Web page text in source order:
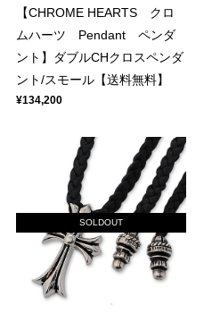
【CHROME HEARTS クロ
ムハーツ Pendant ペンダ
ント】ダブルCHクロスペンダ
ント/スモール【送料無料】
¥134,200
SOLDOUT